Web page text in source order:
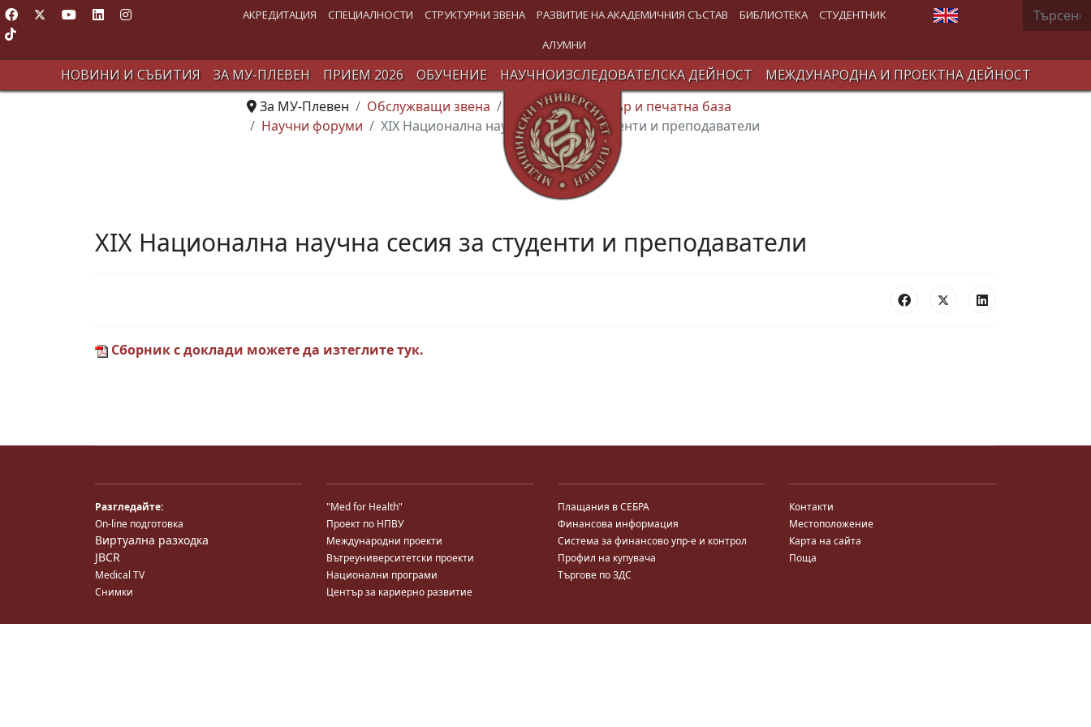
АКРЕДИТАЦИЯ СПЕЦИАЛНОСТИ СТРУКТУРНИ ЗВЕНА РАЗВИТИЕ НА АКАДЕМИЧНИЯ СЪСТАВ БИБЛИОТЕКА СТУДЕНТНИК
АЛУМНИ
Изберете език Търсене
НОВИНИ И СЪБИТИЯ ЗА МУ-ПЛЕВЕН ПРИЕМ 2026 ОБУЧЕНИЕ НАУЧНОИЗСЛЕДОВАТЕЛСКА ДЕЙНОСТ
МЕЖДУНАРОДНА И ПРОЕКТНА ДЕЙНОСТ
За МУ-Плевен
Обслужващи звена
Издателски център и печатна база
Научни форуми
XIX Национална научна сесия за студенти и преподаватели
XIX Национална научна сесия за студенти и преподаватели
Сборник с доклади можете да изтеглите тук.
Разгледайте:
On-line подготовка
Виртуална разходка
JBCR
Medical TV
Снимки
"Med for Health"
Проект по НПВУ
Международни проекти
Вътреуниверситетски проекти
Национални програми
Център за кариерно развитие
Плащания в СЕБРА
Финансова информация
Система за финансово упр-е и контрол
Профил на купувача
Търгове по ЗДС
Контакти
Местоположение
Карта на сайта
Поща